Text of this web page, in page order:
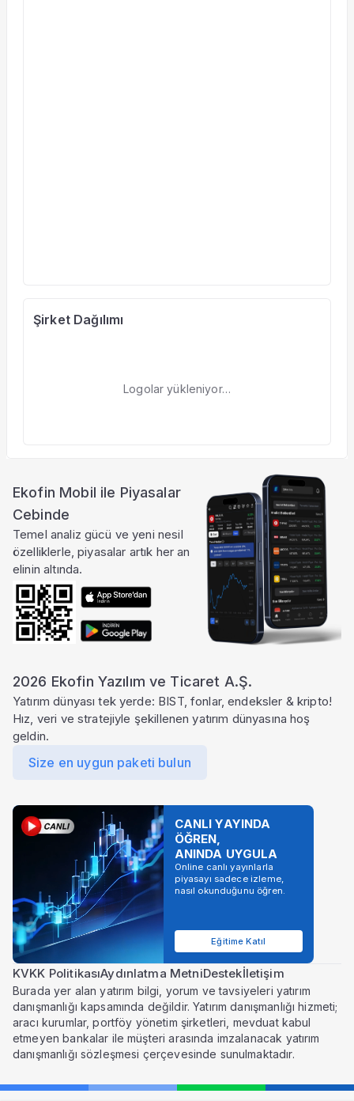
Şirket Dağılımı
Logolar yükleniyor…
Ekofin Mobil ile Piyasalar
Cebinde
Temel analiz gücü ve yeni nesil
özelliklerle, piyasalar artık her an
elinin altında.
2026 Ekofin Yazılım ve Ticaret A.Ş.
Yatırım dünyası tek yerde: BIST, fonlar, endeksler & kripto!
Hız, veri ve stratejiyle şekillenen yatırım dünyasına hoş
geldin.
Size en uygun paketi bulun
CANLI YAYINDA
ÖĞREN,
ANINDA UYGULA
Online canlı yayınlarla
piyasayı sadece izleme,
nasıl okunduğunu öğren.
Eğitime Katıl
KVKK PolitikasıAydınlatma MetniDestekİletişim
Burada yer alan yatırım bilgi, yorum ve tavsiyeleri yatırım
danışmanlığı kapsamında değildir. Yatırım danışmanlığı hizmeti;
aracı kurumlar, portföy yönetim şirketleri, mevduat kabul
etmeyen bankalar ile müşteri arasında imzalanacak yatırım
danışmanlığı sözleşmesi çerçevesinde sunulmaktadır.